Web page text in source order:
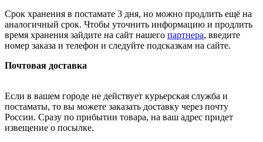
Срок хранения в постамате 3 дня, но можно продлить ещё на
аналогичный срок. Чтобы уточнить информацию и продлить
время хранения зайдите на сайт нашего партнера, введите
номер заказа и телефон и следуйте подсказкам на сайте.
Почтовая доставка
Если в вашем городе не действует курьерская служба и
постаматы, то вы можете заказать доставку через почту
России. Сразу по прибытии товара, на ваш адрес придет
извещение о посылке.